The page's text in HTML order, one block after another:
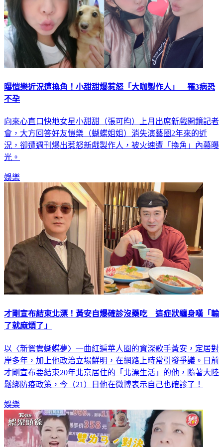
曝愷樂近況遭換角！小甜甜爆惹怒「大咖製作人」 罹3病恐
不孕
向來心直口快地女星小甜甜（張可昀）上月出席新戲開鏡記者
會，大方回答好友愷樂（蝴蝶姐姐）消失演藝圈2年來的近
況，卻遭週刊爆出惹怒新戲製作人，被火速遭「換角」內幕曝
光。
娛樂
才剛宣布結束北漂！黃安自爆確診沒藥吃 這症狀纏身嘆「輸
了就麻煩了」
以〈新鴛鴦蝴蝶夢〉一曲紅遍華人圈的資深歌手黃安，定居對
岸多年，加上他政治立場鮮明，在網路上時常引發爭議。日前
才剛宣布要結束20年北京居住的「北漂生活」的他，隨著大陸
鬆綁防疫政策，今（21）日他在微博表示自己也確診了！
娛樂